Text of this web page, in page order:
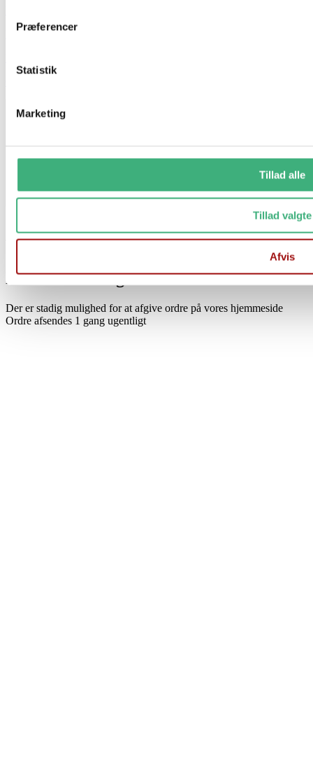
Præferencer
Statistik
Marketing
Tillad alle
Tillad valgte
Afvis
Handelsbetingelser
Vi holder ferielukket i uge 29 og 30
Fra d. 17/7 til og med d. 1/8
Der er stadig mulighed for at afgive ordre på vores hjemmeside
Ordre afsendes 1 gang ugentligt